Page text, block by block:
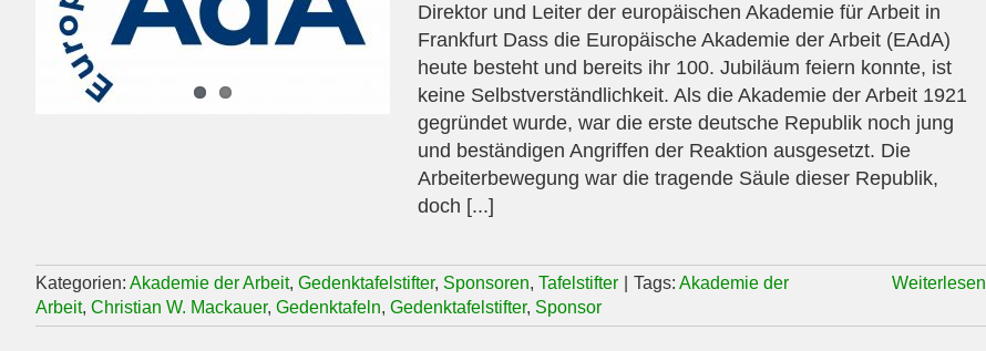
Direktor und Leiter der europäischen Akademie für Arbeit in
Frankfurt Dass die Europäische Akademie der Arbeit (EAdA)
heute besteht und bereits ihr 100. Jubiläum feiern konnte, ist
keine Selbstverständlichkeit. Als die Akademie der Arbeit 1921
gegründet wurde, war die erste deutsche Republik noch jung
und beständigen Angriffen der Reaktion ausgesetzt. Die
Arbeiterbewegung war die tragende Säule dieser Republik,
doch [...]
Kategorien: Akademie der Arbeit, Gedenktafelstifter, Sponsoren, Tafelstifter Tags: Akademie der
Arbeit, Christian W. Mackauer, Gedenktafeln, Gedenktafelstifter, Sponsor
Weiterlesen